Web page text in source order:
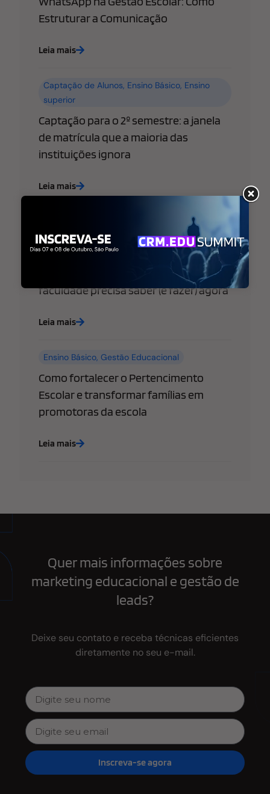
Estruturar a Comunicação
Leia mais
Captação de Alunos, Ensino Básico, Ensino
superior
Captação para o 2º semestre: a janela
de matrícula que a maioria das
instituições ignora
Leia mais
Estratégia de
Marketing Educacional
WhatsApp libera “@username” para
empresas: o que sua escola ou
faculdade precisa saber (e fazer) agora
Leia mais
Ensino Básico,Gestão Educacional
Como fortalecer o Pertencimento
Escolar e transformar famílias em
promotoras da escola
Leia mais
Quer mais informações sobre
marketing educacional e gestão de
leads?
Deixe seu contato e receba técnicas eficientes
diretamente no seu e-mail.
Inscreva-se agora